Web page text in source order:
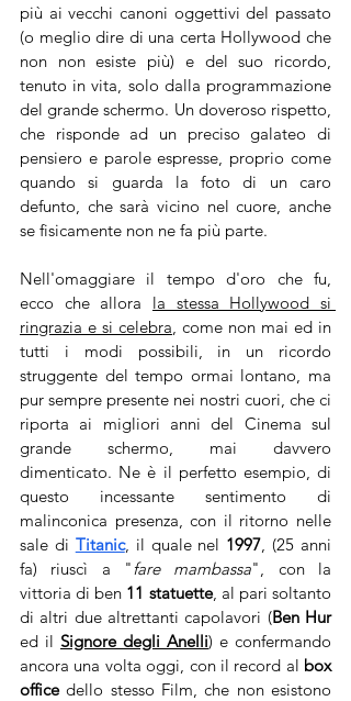
più ai vecchi canoni oggettivi del passato
(o meglio dire di una certa Hollywood che
non non esiste più) e del suo ricordo,
tenuto in vita, solo dalla programmazione
del grande schermo. Un doveroso rispetto,
che risponde ad un preciso galateo di
pensiero e parole espresse, proprio come
quando si guarda la foto di un caro
defunto, che sarà vicino nel cuore, anche
se fisicamente non ne fa più parte.
Nell'omaggiare il tempo d'oro che fu,
ecco che allora la stessa Hollywood si
ringrazia e si celebra , come non mai ed in
tutti i modi possibili, in un ricordo
struggente del tempo ormai lontano, ma
pur sempre presente nei nostri cuori, che ci
riporta ai migliori anni del Cinema sul
grande schermo, mai davvero
dimenticato. Ne è il perfetto esempio, di
questo incessante sentimento di
malinconica presenza, con il ritorno nelle
sale di Titanic, il quale nel 1997 , (25 anni
fa) riuscì a " fare mambassa", con la
vittoria di ben 11 statuette, al pari soltanto
di altri due altrettanti capolavori (Ben Hur
ed il Signore degli Anelli) e confermando
ancora una volta oggi, con il record al box
office dello stesso Film, che non esistono